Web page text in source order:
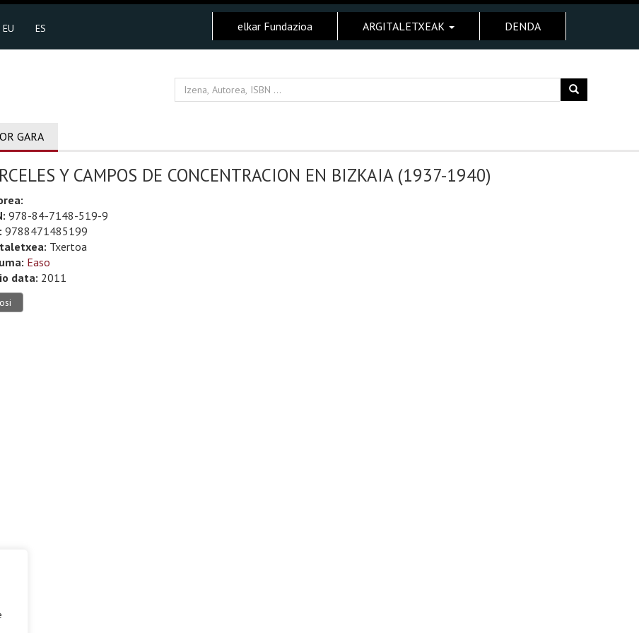
EU ES elkar Fundazioa ARGITALETXEAK DENDA
GARA
Y CAMPOS DE CONCENTRACION EN BIZKAIA (1937-1940)
978-84-7148-519-9
9788471485199
Txertoa
Easo
data: 2011